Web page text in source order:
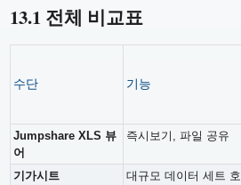
13.1 전체 비교표
수단 기능
Jumpshare XLS 뷰
어
즉시보기, 파일 공유
기가시트
대규모 데이터 세트 호